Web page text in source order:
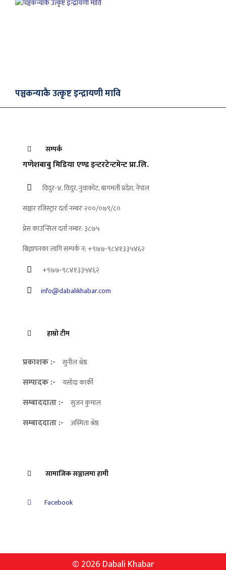
पञ्चकन्याकै उत्कृष्ट इन्द्रायणी मावि
सम्पर्क
गणेशबाबु मिडिया एण्ड इन्टरटेन्टमेन्ट प्रा.लि.
विदुर-४, विदुर, नुवाकोट, बागमती प्रदेश, नेपाल
सञ्चार रजिस्ट्रार दर्ता नम्बरः २००/०७९/८०
प्रेस काउन्सिल दर्ता नम्बर: ३८७५
बिज्ञापनका लागि सम्पर्क न: +९७७-९८४१३३५४६२
+९७७-९८४१३३५४६२
info@dabalikhabar.com
हाम्रो टीम
प्रकाशक :- सुनील श्रेष्ठ
सम्पादक :- यसोदा कार्की
सम्बाददाता :- सुजन कुमाल
सम्बाददाता :- अस्मिता श्रेष्ठ
सामाजिक सञ्जालमा हामी
Facebook
© 2026 Dabali Khabar